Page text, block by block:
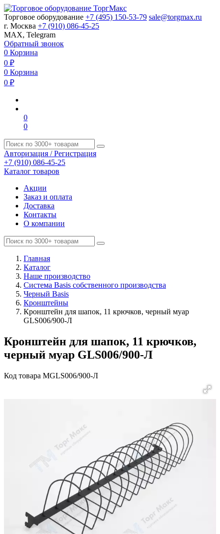
Торговое оборудование +7 (495) 150-53-79 sale@torgmax.ru
г. Москва +7 (910) 086-45-25
MAX, Telegram
Обратный звонок
0 Корзина
0 ₽
0 Корзина
0 ₽
0
0
Авторизация / Регистрация
+7 (910) 086-45-25
Каталог товаров
Акции
Заказ и оплата
Доставка
Контакты
О компании
Главная
Каталог
Наше производство
Система Basis собственного производства
Черный Basis
Кронштейны
Кронштейн для шапок, 11 крючков, черный муар
GLS006/900-Л
Кронштейн для шапок, 11 крючков,
черный муар GLS006/900-Л
Код товара MGLS006/900-Л